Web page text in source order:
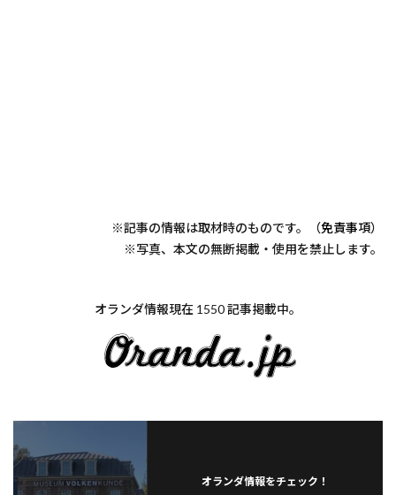
※記事の情報は取材時のものです。（免責事項）
※写真、本文の無断掲載・使用を禁止します。
オランダ情報現在 1550 記事掲載中。
オランダ情報をチェック！